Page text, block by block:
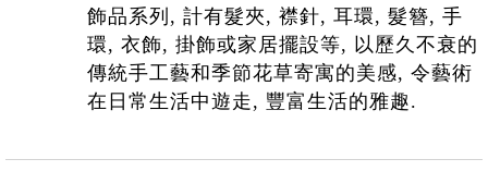
飾品系列, 計有髮夾, 襟針, 耳環, 髮簪, 手
環, 衣飾, 掛飾或家居擺設等, 以歷久不衰的
傳統手工藝和季節花草寄寓的美感, 令藝術
在日常生活中遊走, 豐富生活的雅趣.